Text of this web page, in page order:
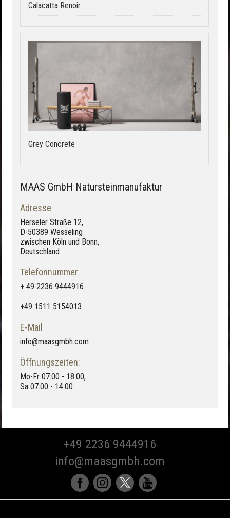
Calacatta Renoir
Grey Concrete
MAAS GmbH Natursteinmanufaktur
Adresse
Herseler Straße 12,
D-50389 Wesseling
zwischen Köln und Bonn,
Deutschland
Telefonnummer
+ 49 2236 9444916
+49 1511 5154013
E-Mail
info@maasgmbh.com
Öffnungszeiten:
Mo-Fr 07:00 - 18:00,
Sa 07:00 - 14:00
+49 2236 9444916
info@maasgmbh.com